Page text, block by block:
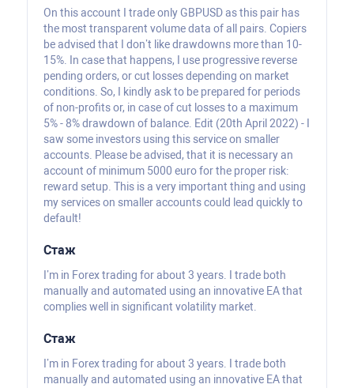
On this account I trade only GBPUSD as this pair has
the most transparent volume data of all pairs. Copiers
be advised that I don’t like drawdowns more than 10-
15%. In case that happens, I use progressive reverse
pending orders, or cut losses depending on market
conditions. So, I kindly ask to be prepared for periods
of non-profits or, in case of cut losses to a maximum
5% - 8% drawdown of balance. Edit (20th April 2022) - I
saw some investors using this service on smaller
accounts. Please be advised, that it is necessary an
account of minimum 5000 euro for the proper risk:
reward setup. This is a very important thing and using
my services on smaller accounts could lead quickly to
default!
Стаж
I’m in Forex trading for about 3 years. I trade both
manually and automated using an innovative EA that
complies well in significant volatility market.
Стаж
I’m in Forex trading for about 3 years. I trade both
manually and automated using an innovative EA that